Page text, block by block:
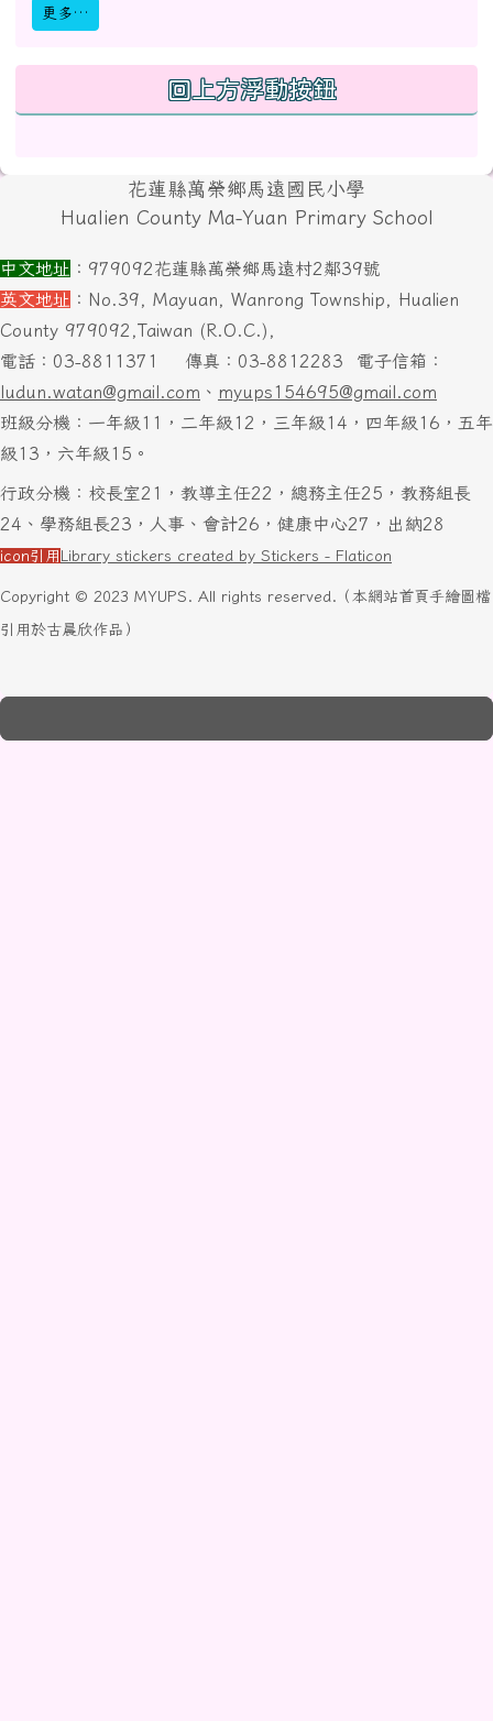
更多…
回上方浮動按鈕
頁尾區域內容花蓮縣萬榮鄉馬遠國民小學
Hualien County Ma-Yuan Primary School
中文地址 ：979092花蓮縣萬榮鄉馬遠村2鄰39號
英文地址 ：No.39, Mayuan, Wanrong Township, Hualien
County 979092,Taiwan (R.O.C.),
電話：03-8811371 傳真：03-8812283 電子信箱：
ludun.watan@gmail.com 、 myups154695@gmail.com
班級分機：一年級11，二年級12，三年級14，四年級16，五年
級13，六年級15。
行政分機：校長室21，教導主任22，總務主任25，教務組長
24、學務組長23，人事、會計26，健康中心27，出納28
icon引用 Library stickers created by Stickers - Flaticon
Copyright © 2023 MYUPS. All rights reserved.（本網站首頁手繪圖檔
引用於古晨欣作品）